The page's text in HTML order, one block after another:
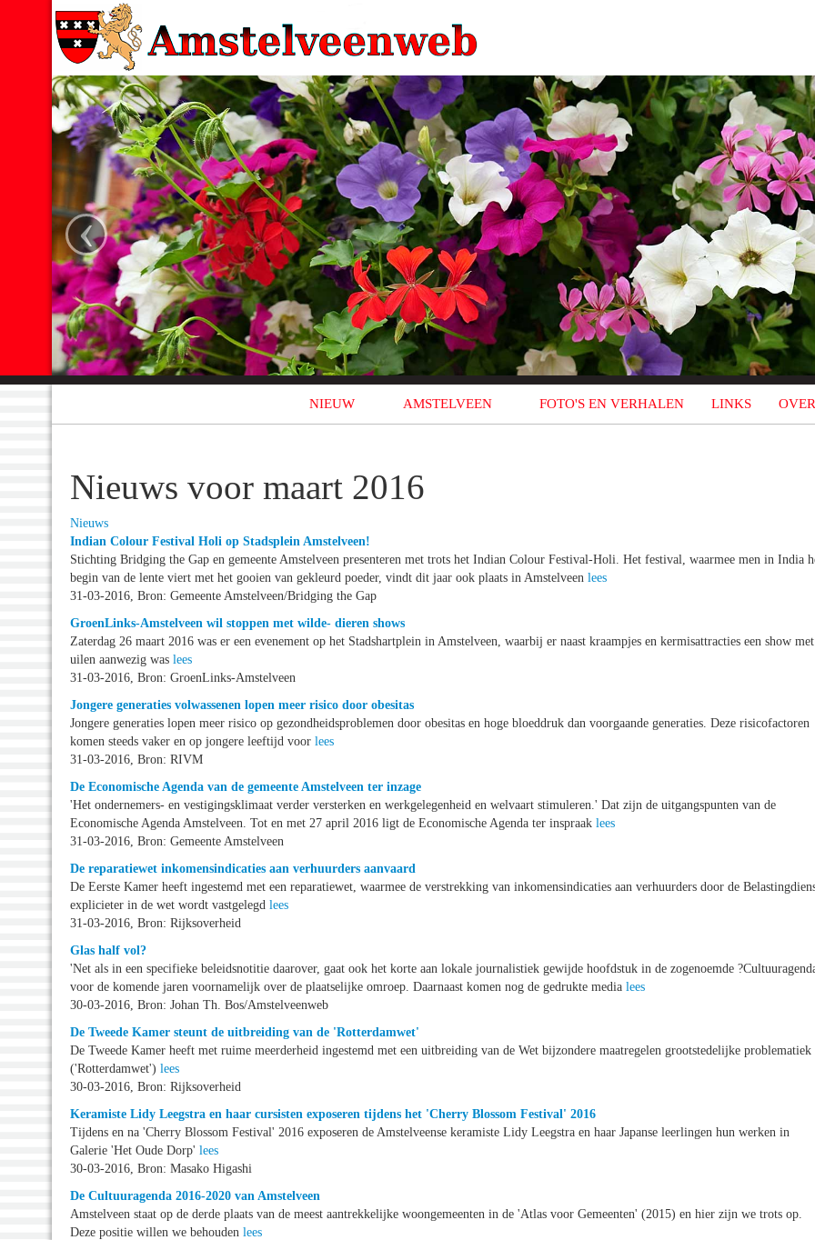
‹
NIEUW AMSTELVEEN FOTO'S EN VERHALEN LINKS
Nieuws voor maart 2016
Nieuws
Indian Colour Festival Holi op Stadsplein Amstelveen!
Stichting Bridging the Gap en gemeente Amstelveen presenteren met trots het Indian Colour Festival-Holi. Het festival, waarmee men in India
begin van de lente viert met het gooien van gekleurd poeder, vindt dit jaar ook plaats in Amstelveen lees
31-03-2016, Bron: Gemeente Amstelveen/Bridging the Gap
GroenLinks-Amstelveen wil stoppen met wilde- dieren shows
Zaterdag 26 maart 2016 was er een evenement op het Stadshartplein in Amstelveen, waarbij er naast kraampjes en kermisattracties een show met
uilen aanwezig was lees
31-03-2016, Bron: GroenLinks-Amstelveen
Jongere generaties volwassenen lopen meer risico door obesitas
Jongere generaties lopen meer risico op gezondheidsproblemen door obesitas en hoge bloeddruk dan voorgaande generaties. Deze risicofactoren
komen steeds vaker en op jongere leeftijd voor lees
31-03-2016, Bron: RIVM
De Economische Agenda van de gemeente Amstelveen ter inzage
'Het ondernemers- en vestigingsklimaat verder versterken en werkgelegenheid en welvaart stimuleren.' Dat zijn de uitgangspunten van de
Economische Agenda Amstelveen. Tot en met 27 april 2016 ligt de Economische Agenda ter inspraak lees
31-03-2016, Bron: Gemeente Amstelveen
De reparatiewet inkomensindicaties aan verhuurders aanvaard
De Eerste Kamer heeft ingestemd met een reparatiewet, waarmee de verstrekking van inkomensindicaties aan verhuurders door de
explicieter in de wet wordt vastgelegd lees
31-03-2016, Bron: Rijksoverheid
Glas half vol?
'Net als in een specifieke beleidsnotitie daarover, gaat ook het korte aan lokale journalistiek gewijde hoofdstuk in de zogenoemde
voor de komende jaren voornamelijk over de plaatselijke omroep. Daarnaast komen nog de gedrukte media lees
30-03-2016, Bron: Johan Th. Bos/Amstelveenweb
De Tweede Kamer steunt de uitbreiding van de 'Rotterdamwet'
De Tweede Kamer heeft met ruime meerderheid ingestemd met een uitbreiding van de Wet bijzondere maatregelen grootstedelijke problematiek
('Rotterdamwet') lees
30-03-2016, Bron: Rijksoverheid
Keramiste Lidy Leegstra en haar cursisten exposeren tijdens het 'Cherry Blossom Festival' 2016
Tijdens en na 'Cherry Blossom Festival' 2016 exposeren de Amstelveense keramiste Lidy Leegstra en haar Japanse leerlingen hun werken in
Galerie 'Het Oude Dorp' lees
30-03-2016, Bron: Masako Higashi
De Cultuuragenda 2016-2020 van Amstelveen
Amstelveen staat op de derde plaats van de meest aantrekkelijke woongemeenten in de 'Atlas voor Gemeenten' (2015) en hier zijn we trots op.
Deze positie willen we behouden lees